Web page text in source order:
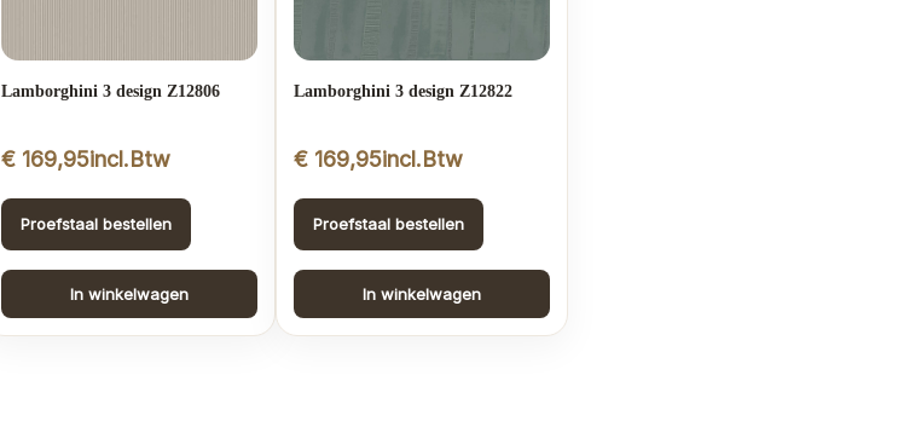
Lamborghini 3 design Z12806
€169,95incl.Btw
Proefstaal bestellen
In winkelwagen
Lamborghini 3 design Z12822
€169,95incl.Btw
Proefstaal bestellen
In winkelwagen